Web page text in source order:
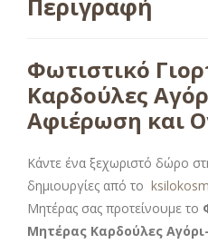
Φωτιστικό
Καρδούλες
Αφιέρωση και
Κάντε ένα ξεχωριστό δώρο
δημιουργίες από το
Μητέρας σας προτείνουμε το
Μητέρας Καρδούλες